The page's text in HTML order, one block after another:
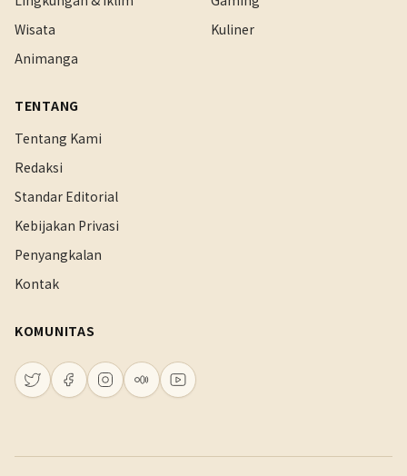
Wisata
Kuliner
Animanga
TENTANG
Tentang Kami
Redaksi
Standar Editorial
Kebijakan Privasi
Penyangkalan
Kontak
KOMUNITAS